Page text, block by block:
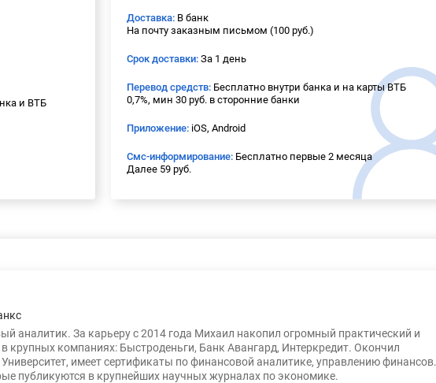
и ВТБ
Доставка: В банк
На почту заказным письмом (100 руб.)
Срок доставки: За 1 день
Перевод средств: Бесплатно внутри банка и на карты ВТБ
0,7%, мин 30 руб. в сторонние банки
Приложение: iOS, Android
Смс-информирование: Бесплатно первые 2 месяца
Далее 59 руб.
аналитик. За карьеру с 2014 года Михаил накопил огромный практический и
крупных компаниях: Быстроденьги, Банк Авангард, Интеркредит. Окончил
имеет сертификаты по финансовой аналитике, управлению финансов.
публикуются в крупнейших научных журналах по экономике.